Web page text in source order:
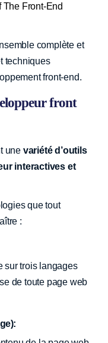
Front-End
complète et
techniques
front-end.
front
une variété d’outils
interactives et
que tout
:
sur trois langages
de toute page web